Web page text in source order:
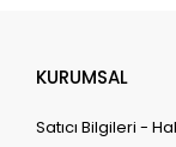
KURUMSAL
Satıcı Bilgileri -